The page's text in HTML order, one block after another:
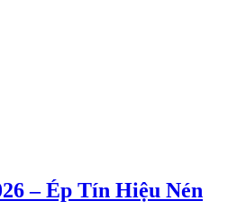
– Ép Tín Hiệu Nén